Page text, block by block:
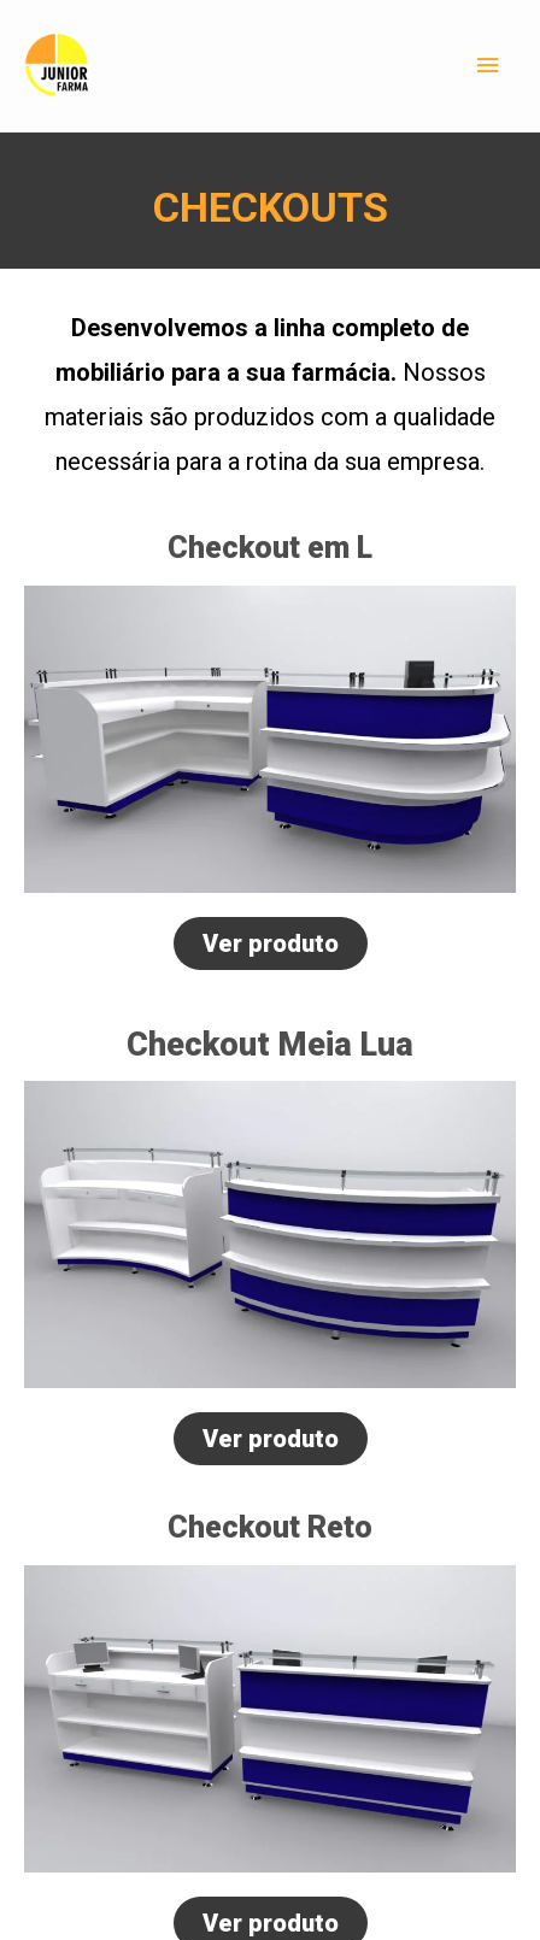
CHECKOUTS
Desenvolvemos a linha completo de
mobiliário para a sua farmácia. Nossos
materiais são produzidos com a qualidade
necessária para a rotina da sua empresa.
Checkout em L
Ver produto
Checkout Meia Lua
Ver produto
Checkout Reto
Ver produto